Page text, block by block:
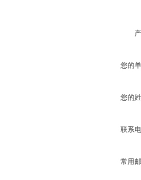
您的
您的
联系
常用